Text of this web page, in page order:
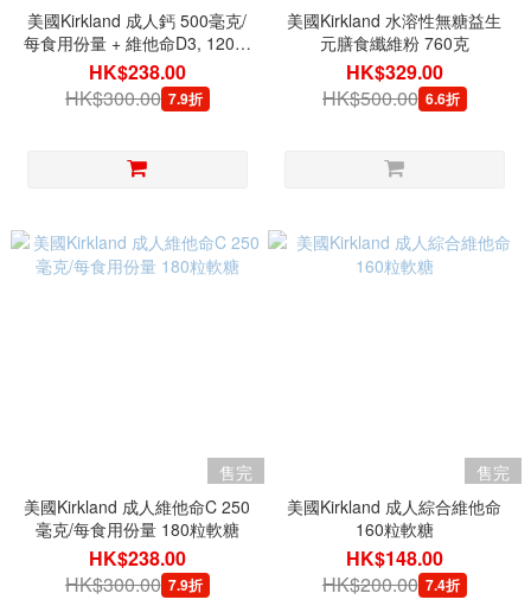
美國Kirkland 成人鈣 500毫克/
每食用份量 + 維他命D3, 120粒
軟糖
HK$238.00
HK$300.00 7.9折
美國Kirkland 水溶性無糖益生
元膳食纖維粉 760克
HK$329.00
HK$500.00 6.6折
售完
美國Kirkland 成人維他命C 250
毫克/每食用份量 180粒軟糖
HK$238.00
HK$300.00 7.9折
售完
美國Kirkland 成人綜合維他命
160粒軟糖
HK$148.00
HK$200.00 7.4折